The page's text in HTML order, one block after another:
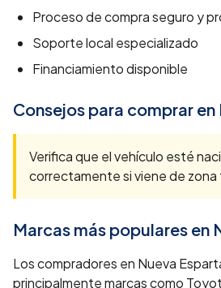
Proceso de compra seguro y
Soporte local especializado
Financiamiento disponible
Consejos para comprar en
Verifica que el vehículo esté
correctamente si viene de zona
Marcas más populares en
Los compradores en Nueva
principalmente marcas como